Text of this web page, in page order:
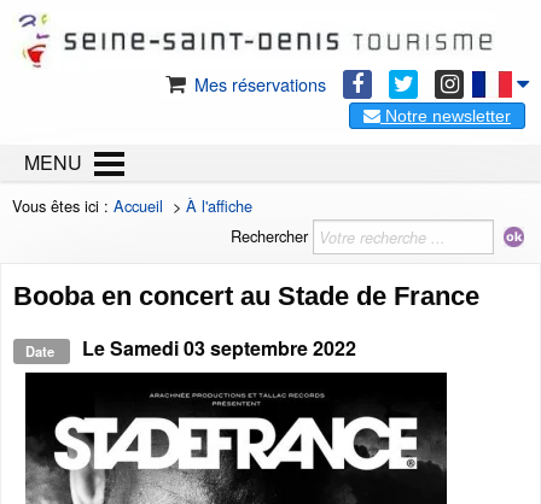
Mes réservations
Notre newsletter
MENU
Vous êtes ici : Accueil > À l'affiche
Rechercher
Booba en concert au Stade de France
Date LeSamedi 03 septembre 2022